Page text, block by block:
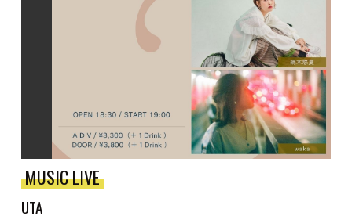
MUSIC LIVE
UTA